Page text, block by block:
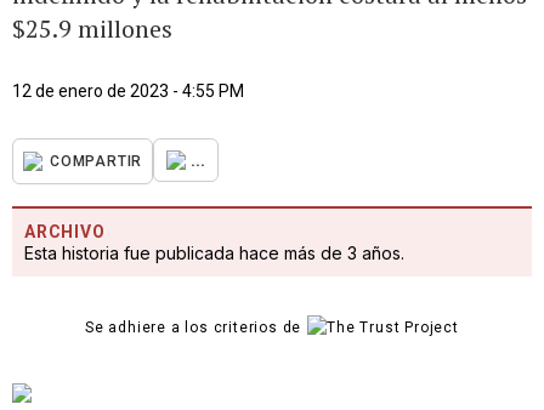
$25.9 millones
12 de enero de 2023 - 4:55 PM
COMPARTIR ...
ARCHIVO
Esta historia fue publicada hace más de 3 años.
Se adhiere a los criterios de